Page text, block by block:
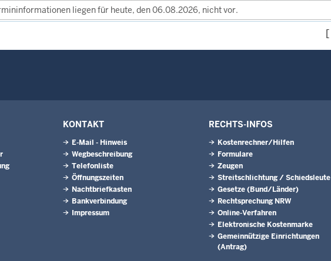
liegen für heute, den 06.08.2026, nicht vor.
[
KONTAKT
E-Mail - Hinweis
Wegbeschreibung
Telefonliste
Öffnungszeiten
Nachtbriefkasten
Bankverbindung
Impressum
RECHTS-INFOS
Kostenrechner/Hilfen
Formulare
Zeugen
Streitschlichtung / Schiedsleute
Gesetze (Bund/Länder)
Rechtsprechung NRW
Online-Verfahren
Elektronische Kostenmarke
Gemeinnützige Einrichtungen
(Antrag)